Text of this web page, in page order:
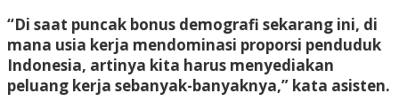
“Di saat puncak bonus demografi sekarang ini, di
mana usia kerja mendominasi proporsi penduduk
Indonesia, artinya kita harus menyediakan
peluang kerja sebanyak-banyaknya,” kata asisten.